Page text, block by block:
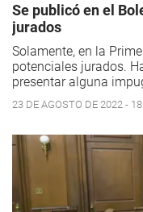
Se publicó en el
jurados
Solamente, en la
potenciales jurados.
presentar alguna
23 DE AGOSTO DE 2022 -